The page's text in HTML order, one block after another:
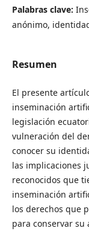
Palabras clave:
anónimo,
Resumen
El presente
inseminación
legislación
vulneración del
conocer su
las implicaciones
reconocidos que
inseminación
los derechos que
para conservar